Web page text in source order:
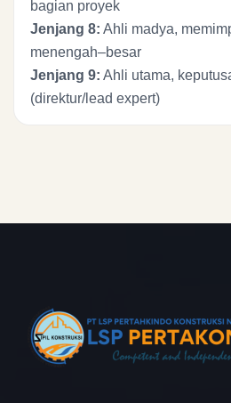
bagian proyek
Jenjang 8: Ahli madya,
menengah–besar
Jenjang 9: Ahli utama,
(direktur/lead expert)